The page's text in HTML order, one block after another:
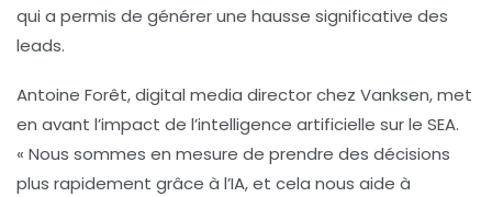
qui a permis de générer une hausse significative des
leads.
Antoine Forêt, digital media director chez Vanksen, met
en avant l’impact de l’intelligence artificielle sur le SEA.
« Nous sommes en mesure de prendre des décisions
plus rapidement grâce à l’IA, et cela nous aide à